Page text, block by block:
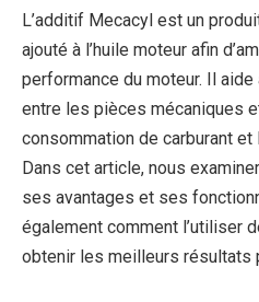
L’additif Mecacyl est un
ajouté à l’huile moteur afin
performance du moteur. Il
entre les pièces mécaniques
consommation de carburant
Dans cet article, nous
ses avantages et ses
également comment l’utiliser
obtenir les meilleurs résultats